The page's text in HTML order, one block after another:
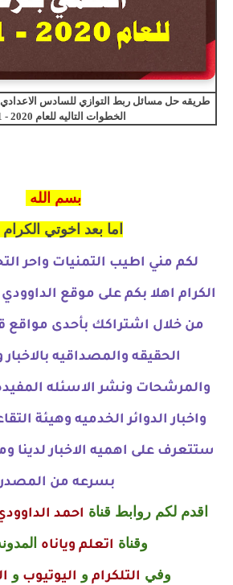
طريقه حل مسائل ربط التوازي للسادس
الخطوات التاليه للعام 2020 - 2021
بسم الله
اما بعد اخوتي
لكم مني اطيب التمنيات واحر
الكرام اهلا بكم على موقع
من خلال اشتراكك بأحدى مواقع
الحقيقه والمصداقيه
والمرشحات ونشر الاسئله المفيده
واخبار الدوائر الخدميه وهيئة
ستتعرف على اهميه الاخبار لدينا
بسرعه من
اقدم لكم روابط قناة احمد
وقناة اتعلم وياناه
وفي التلكرام و اليوتيوب و